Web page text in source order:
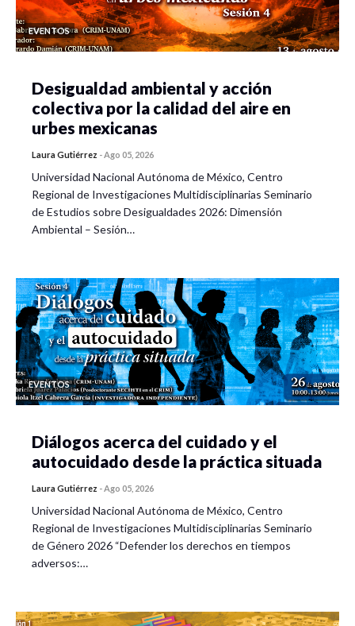
EVENTOS
Desigualdad ambiental y acción
colectiva por la calidad del aire en
urbes mexicanas
Laura Gutiérrez -Ago 05, 2026
Universidad Nacional Autónoma de México, Centro
Regional de Investigaciones Multidisciplinarias Seminario
de Estudios sobre Desigualdades 2026: Dimensión
Ambiental – Sesión…
EVENTOS
Diálogos acerca del cuidado y el
autocuidado desde la práctica situada
Laura Gutiérrez -Ago 05, 2026
Universidad Nacional Autónoma de México, Centro
Regional de Investigaciones Multidisciplinarias Seminario
de Género 2026 “Defender los derechos en tiempos
adversos:…